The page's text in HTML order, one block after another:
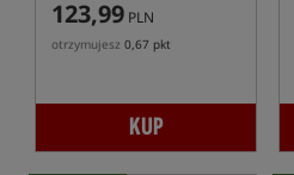
123,99 PLN
otrzymujesz 0,67 pkt
KUP